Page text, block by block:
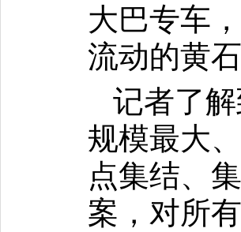
大巴专车
流动的黄
记者了
规模最大
点集结、
案，对所